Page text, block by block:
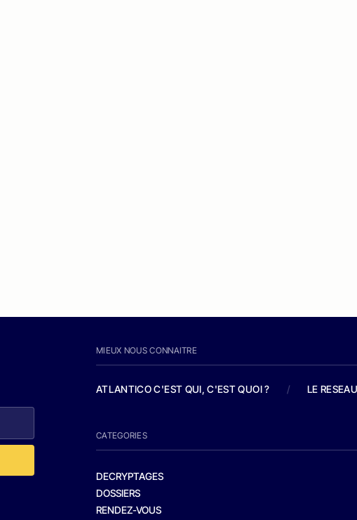
MIEUX NOUS CONNAITRE
ATLANTICO C'EST QUI, C'EST QUOI ? / LE
CATEGORIES
DECRYPTAGES
DOSSIERS
RENDEZ-VOUS